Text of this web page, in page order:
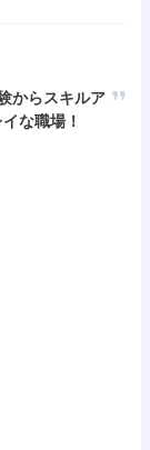
からスキルア
な職場！